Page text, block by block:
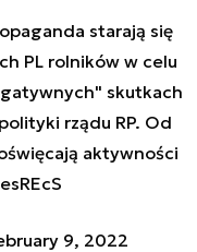
starają się
PL rolników w celu
skutkach
rządu RP. Od
aktywności
9, 2022